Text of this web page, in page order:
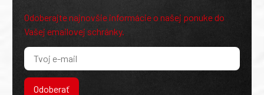
Odoberajte najnovšie informácie o našej ponuke do
Vašej emailovej schránky.
Odoberať